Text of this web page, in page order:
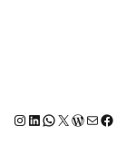
Instagram
LinkedIn
WhatsApp
X E-Mail